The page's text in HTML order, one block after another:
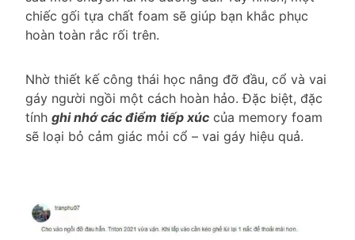
chiếc gối tựa chất foam sẽ giúp bạn khắc phục
hoàn toàn rắc rối trên.
Nhờ thiết kế công thái học nâng đỡ đầu, cổ và vai
gáy người ngồi một cách hoàn hảo. Đặc biệt, đặc
tính ghi nhớ các điểm tiếp xúc của memory foam
sẽ loại bỏ cảm giác mỏi cổ – vai gáy hiệu quả.